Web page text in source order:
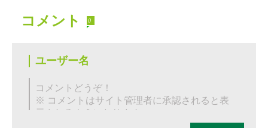
コメント 0